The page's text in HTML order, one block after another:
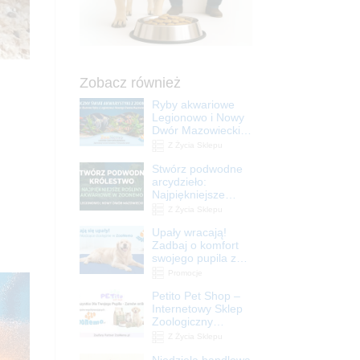
Zobacz również
Ryby akwariowe
Legionowo i Nowy
Dwór Mazowiecki –
Stwórz podwodne
arcydzieło:
Najpiękniejsze
Legionowo i Nowy
Dwór Mazowiecki
Upały wracają!
Zadbaj o komfort
swojego pupila z
ZooNemo
Petito Pet Shop –
Internetowy Sklep
Zoologiczny